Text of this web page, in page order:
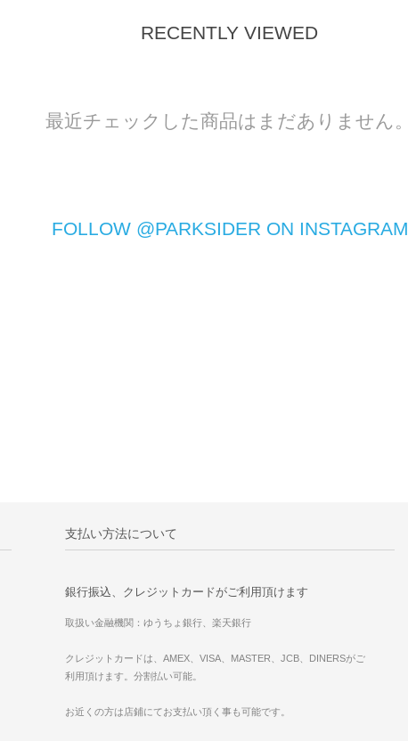
RECENTLY VIEWED
最近チェックした商品はまだありません。
FOLLOW @PARKSIDER ON INSTAGRAM
支払い方法について
銀行振込、クレジットカードがご利用頂けます
取扱い金融機関：ゆうちょ銀行、楽天銀行
クレジットカードは、AMEX、VISA、MASTER、JCB、DINERSがご
利用頂けます。分割払い可能。
お近くの方は店鋪にてお支払い頂く事も可能です。